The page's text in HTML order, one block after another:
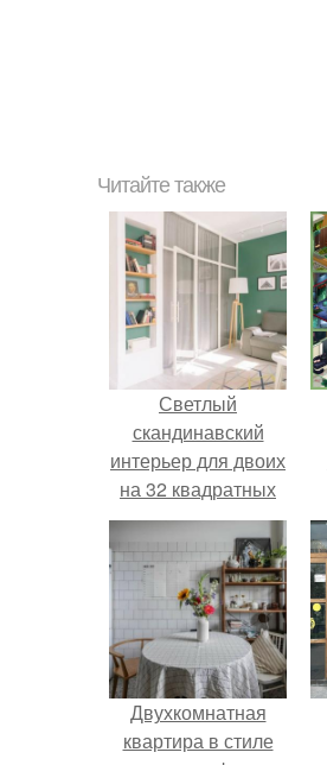
Читайте также
Светлый
скандинавский
интерьер для двоих
на 32 квадратных
метрах.
Двухкомнатная
квартира в стиле